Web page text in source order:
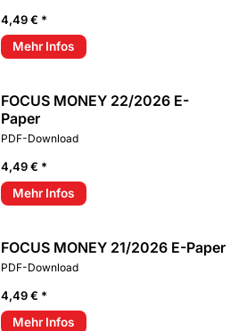
4,49 € *
Mehr Infos
FOCUS MONEY 22/2026 E-
Paper
PDF-Download
4,49 € *
Mehr Infos
FOCUS MONEY 21/2026 E-Paper
PDF-Download
4,49 € *
Mehr Infos